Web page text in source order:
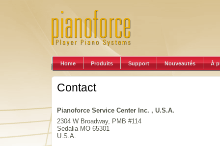
Home Produits Support Nouveautés À
Contact
Pianoforce Service Center Inc. , U.S.A.
2304 W Broadway, PMB #114
Sedalia MO 65301
U.S.A.